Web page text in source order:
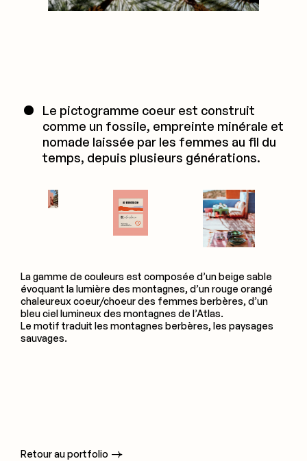
Le pictogramme coeur est construit
comme un fossile, empreinte minérale et
nomade laissée par les femmes au fil du
temps, depuis plusieurs générations.
La gamme de couleurs est composée d’un beige sable
évoquant la lumière des montagnes, d’un rouge orangé
chaleureux coeur/choeur des femmes berbères, d’un
bleu ciel lumineux des montagnes de l’Atlas.
Le motif traduit les montagnes berbères, les paysages
sauvages.
Retour au portfolio